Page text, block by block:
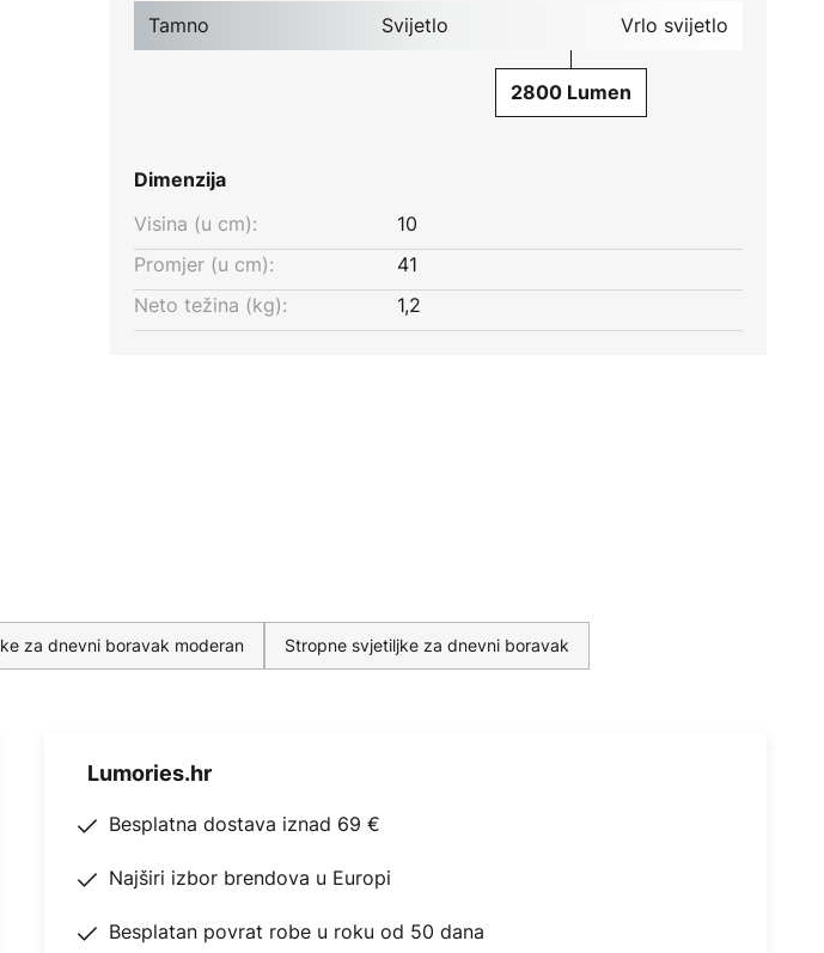
i
Tamno Svijetlo Vrlo svijetlo
2800 Lumen
Dimenzija
Visina (u cm):
10
Promjer (u cm):
41
Neto težina (kg):
1,2
za dnevni boravak moderan Stropne svjetiljke za dnevni boravak
Lumories.hr
Besplatna dostava iznad 69 €
Najširi izbor brendova u Europi
Besplatan povrat robe u roku od 50 dana